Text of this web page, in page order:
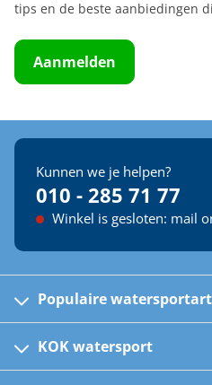
tips en de beste aanbiedingen
Aanmelden
Kunnen we je helpen?
010 - 285 71 77
Winkel is gesloten: mail
Populaire
Kinder reddingsvesten
Automatische
KOK watersport